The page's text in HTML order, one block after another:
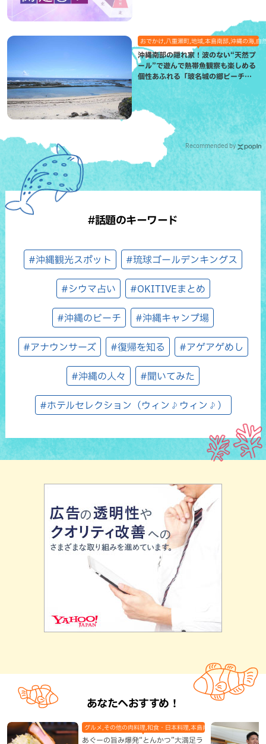
おでかけ,八重瀬町,地域,本島南部,沖縄の海,自
沖縄南部の隠れ家！波のない“天然プ
ール”で遊んで熱帯魚観察も楽しめる
個性あふれる「玻名城の郷ビーチ」
（八重瀬町）
Recommended by
#話題のキーワード
#沖縄観光スポット #琉球ゴールデンキングス
#シウマ占い #OKITIVEまとめ
#沖縄のビーチ #沖縄キャンプ場
#アナウンサーズ #復帰を知る #アゲアゲめし
#沖縄の人々 #聞いてみた
#ホテルセレクション（ウィン♪ウィン♪）
あなたへおすすめ！
あぐーの旨み爆発“とんかつ”大満足ラ
グルメ,その他の肉料理,和食・日本料理,本島南部,那覇市